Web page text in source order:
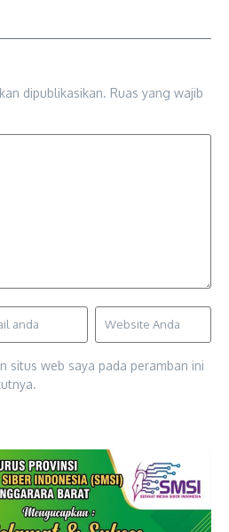
dipublikasikan. Ruas yang wajib
situs web saya pada peramban ini